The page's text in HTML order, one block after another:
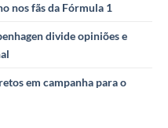
nos fãs da Fórmula 1
divide opiniões e
em campanha para o